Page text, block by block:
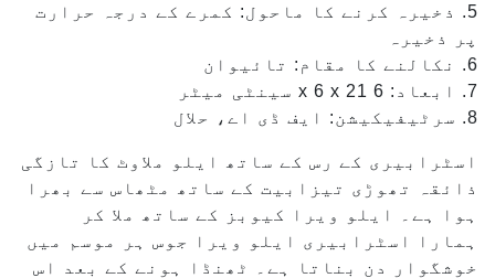
5. ذخیرہ کرنے کا ماحول: کمرے کے درجہ حرارت
پر ذخیرہ
6. نکالنے کا مقام: تائیوان
7. ابعاد: 6 x 6 x 21 سینٹی میٹر
8. سرٹیفیکیشن: ایف ڈی اے، حلال
اسٹرابیری کے رس کے ساتھ ایلو ملاوٹ کا تازگی
ذائقہ تھوڑی تیزابیت کے ساتھ مٹھاس سے بھرا
ہوا ہے۔ ایلو ویرا کیوبز کے ساتھ ملا کر
ہمارا اسٹرابیری ایلو ویرا جوس ہر موسم میں
خوشگوار دن بناتا ہے۔ ٹھنڈا ہونے کے بعد اس